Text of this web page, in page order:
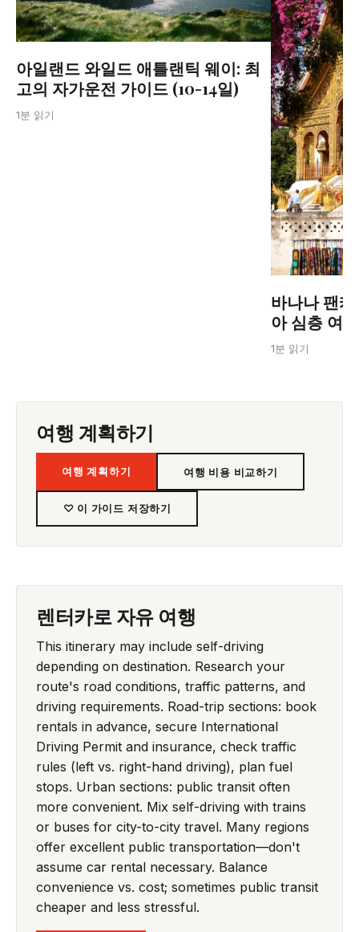
아일랜드 와일드 애틀랜틱 웨이: 최
고의 자가운전 가이드 (10-14일)
1분 읽기
바나나 팬
아 심층 여
1분 읽기
여행 계획하기
여행 계획하기 여행 비용 비교하기
♡ 이 가이드 저장하기
렌터카로 자유 여행
This itinerary may include self-driving
depending on destination. Research your
route's road conditions, traffic patterns, and
driving requirements. Road-trip sections: book
rentals in advance, secure International
Driving Permit and insurance, check traffic
rules (left vs. right-hand driving), plan fuel
stops. Urban sections: public transit often
more convenient. Mix self-driving with trains
or buses for city-to-city travel. Many regions
offer excellent public transportation—don't
assume car rental necessary. Balance
convenience vs. cost; sometimes public transit
cheaper and less stressful.